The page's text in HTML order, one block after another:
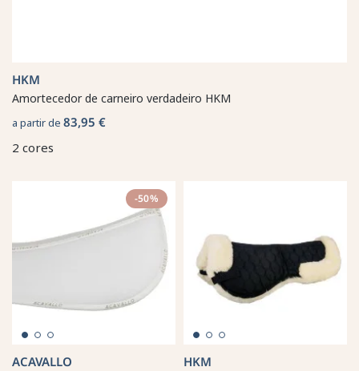
HKM
Amortecedor de carneiro verdadeiro HKM
a partir de 83,95 €
2 cores
-50%
ACAVALLO HKM